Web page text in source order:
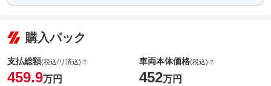
購入パック
支払総額(税込/リ済込)
459.9万円
車両本体価格(税込)
452万円